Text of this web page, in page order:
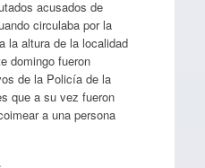
acusados de
circulaba por la
la altura de la localidad
domingo fueron
de la Policía de la
que a su vez fueron
a una persona